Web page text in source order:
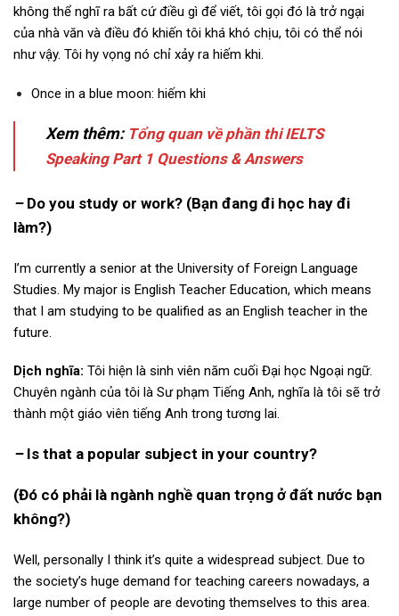
không thể nghĩ ra bất cứ điều gì để viết, tôi gọi đó là trở ngại
của nhà văn và điều đó khiến tôi khá khó chịu, tôi có thể nói
như vậy. Tôi hy vọng nó chỉ xảy ra hiếm khi.
Once in a blue moon: hiếm khi
Xem thêm:Tổng quan về phần thi IELTS
Speaking Part 1 Questions & Answers
– Do you study or work? (Bạn đang đi học hay đi
làm?)
I’m currently a senior at the University of Foreign Language
Studies. My major is English Teacher Education, which means
that I am studying to be qualified as an English teacher in the
future.
Dịch nghĩa: Tôi hiện là sinh viên năm cuối Đại học Ngoại ngữ.
Chuyên ngành của tôi là Sư phạm Tiếng Anh, nghĩa là tôi sẽ trở
thành một giáo viên tiếng Anh trong tương lai.
–Is that a popular subject in your country?
(Đó có phải là ngành nghề quan trọng ở đất nước bạn
không?)
Well, personally I think it’s quite a widespread subject. Due to
the society’s huge demand for teaching careers nowadays, a
large number of people are devoting themselves to this area.